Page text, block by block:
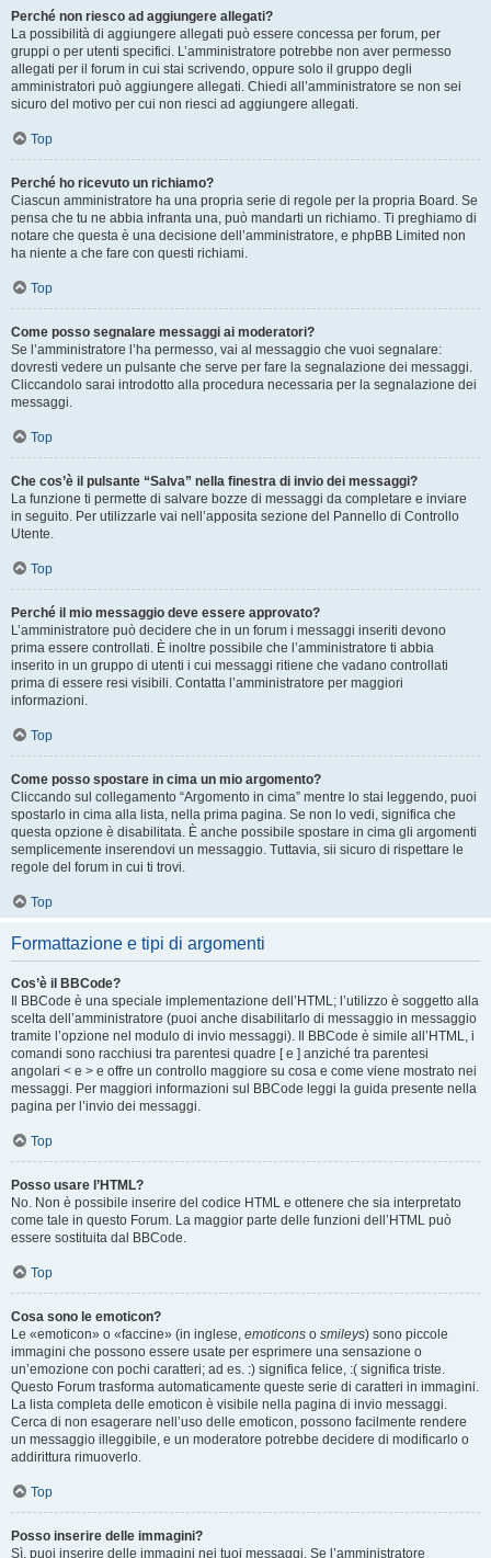
Perché non riesco ad aggiungere allegati?
La possibilità di aggiungere allegati può essere concessa per forum, per
gruppi o per utenti specifici. L’amministratore potrebbe non aver permesso
allegati per il forum in cui stai scrivendo, oppure solo il gruppo degli
amministratori può aggiungere allegati. Chiedi all’amministratore se non sei
sicuro del motivo per cui non riesci ad aggiungere allegati.
Top
Perché ho ricevuto un richiamo?
Ciascun amministratore ha una propria serie di regole per la propria Board. Se
pensa che tu ne abbia infranta una, può mandarti un richiamo. Ti preghiamo di
notare che questa è una decisione dell’amministratore, e phpBB Limited non
ha niente a che fare con questi richiami.
Top
Come posso segnalare messaggi ai moderatori?
Se l’amministratore l’ha permesso, vai al messaggio che vuoi segnalare:
dovresti vedere un pulsante che serve per fare la segnalazione dei messaggi.
Cliccandolo sarai introdotto alla procedura necessaria per la segnalazione dei
messaggi.
Top
Che cos’è il pulsante “Salva” nella finestra di invio dei messaggi?
La funzione ti permette di salvare bozze di messaggi da completare e inviare
in seguito. Per utilizzarle vai nell’apposita sezione del Pannello di Controllo
Utente.
Top
Perché il mio messaggio deve essere approvato?
L’amministratore può decidere che in un forum i messaggi inseriti devono
prima essere controllati. È inoltre possibile che l’amministratore ti abbia
inserito in un gruppo di utenti i cui messaggi ritiene che vadano controllati
prima di essere resi visibili. Contatta l’amministratore per maggiori
informazioni.
Top
Come posso spostare in cima un mio argomento?
Cliccando sul collegamento “Argomento in cima” mentre lo stai leggendo, puoi
spostarlo in cima alla lista, nella prima pagina. Se non lo vedi, significa che
questa opzione è disabilitata. È anche possibile spostare in cima gli argomenti
semplicemente inserendovi un messaggio. Tuttavia, sii sicuro di rispettare le
regole del forum in cui ti trovi.
Top
Formattazione e tipi di argomenti
Cos’è il BBCode?
Il BBCode è una speciale implementazione dell’HTML; l’utilizzo è soggetto alla
scelta dell’amministratore (puoi anche disabilitarlo di messaggio in messaggio
tramite l’opzione nel modulo di invio messaggi). Il BBCode è simile all’HTML, i
comandi sono racchiusi tra parentesi quadre [ e ] anziché tra parentesi
angolari < e > e offre un controllo maggiore su cosa e come viene mostrato nei
messaggi. Per maggiori informazioni sul BBCode leggi la guida presente nella
pagina per l’invio dei messaggi.
Top
Posso usare l’HTML?
No. Non è possibile inserire del codice HTML e ottenere che sia interpretato
come tale in questo Forum. La maggior parte delle funzioni dell’HTML può
essere sostituita dal BBCode.
Top
Cosa sono le emoticon?
Le «emoticon» o «faccine» (in inglese, emoticons o smileys) sono piccole
immagini che possono essere usate per esprimere una sensazione o
un’emozione con pochi caratteri; ad es. :) significa felice, :( significa triste.
Questo Forum trasforma automaticamente queste serie di caratteri in immagini.
La lista completa delle emoticon è visibile nella pagina di invio messaggi.
Cerca di non esagerare nell’uso delle emoticon, possono facilmente rendere
un messaggio illeggibile, e un moderatore potrebbe decidere di modificarlo o
addirittura rimuoverlo.
Top
Posso inserire delle immagini?
Sì, puoi inserire delle immagini nei tuoi messaggi. Se l’amministratore